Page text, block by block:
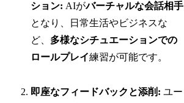
ション: AIがバーチャルな会話相手
となり、日常生活やビジネスな
ど、 多様なシチュエーションでの
ロールプレイ練習が可能です。
即座なフィードバックと添削: ユー